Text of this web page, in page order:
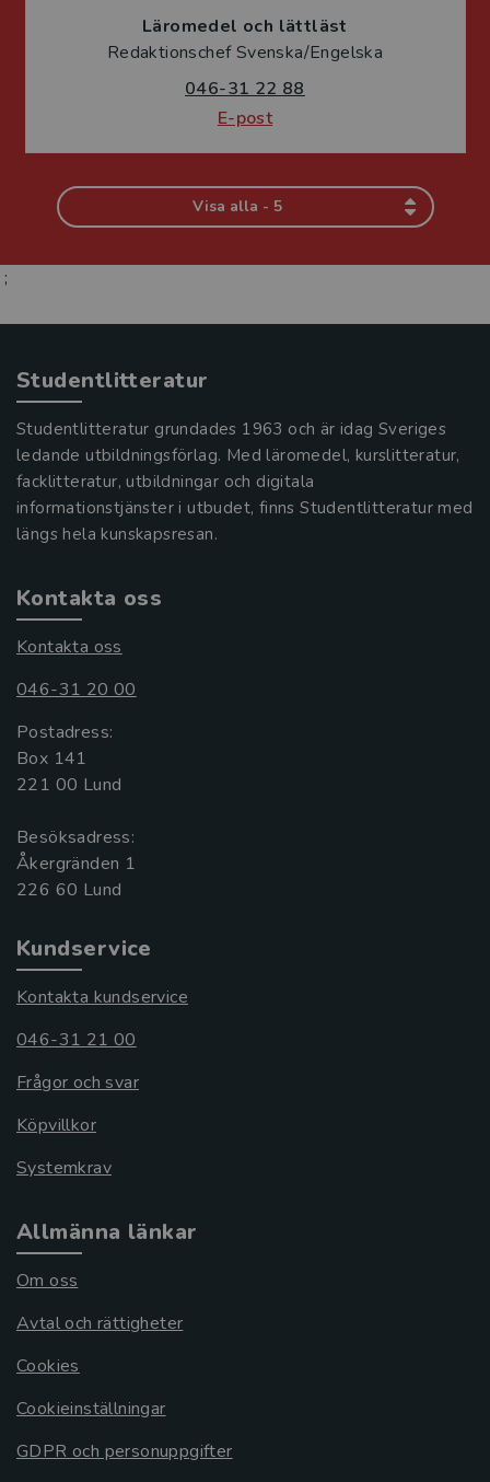
Läromedel och lättläst
Redaktionschef Svenska/Engelska
046-31 22 88
E-post
Visa alla - 5
;
Studentlitteratur
Studentlitteratur grundades 1963 och är idag Sveriges
ledande utbildningsförlag. Med läromedel, kurslitteratur,
facklitteratur, utbildningar och digitala
informationstjänster i utbudet, finns Studentlitteratur med
längs hela kunskapsresan.
Kontakta oss
Kontakta oss
046-31 20 00
Postadress:
Box 141
221 00 Lund
Besöksadress:
Åkergränden 1
Kundservice
Kontakta kundservice
046-31 21 00
Frågor och svar
Köpvillkor
Systemkrav
Allmänna länkar
Om oss
Avtal och rättigheter
Cookies
Cookieinställningar
GDPR och personuppgifter